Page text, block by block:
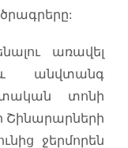
առավել
անվտանգ
տոնի
Շինարարների
ջերմորեն